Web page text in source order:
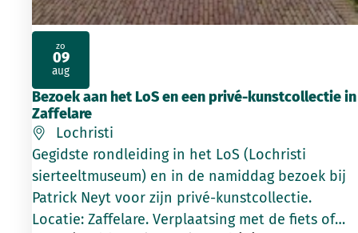
Bezoek aan het LoS en een privé-kunstcollectie in
Zaffelare
Lochristi
Gegidste rondleiding in het LoS (Lochristi
sierteeltmuseum) en in de namiddag bezoek bij
Patrick Neyt voor zijn privé-kunstcollectie.
Locatie: Zaffelare. Verplaatsing met de fiets of
zo
09
aug
2026